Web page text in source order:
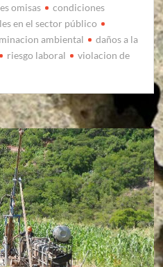
omisas
condiciones
en el sector público
ambiental
daños a la
riesgo laboral
violacion de